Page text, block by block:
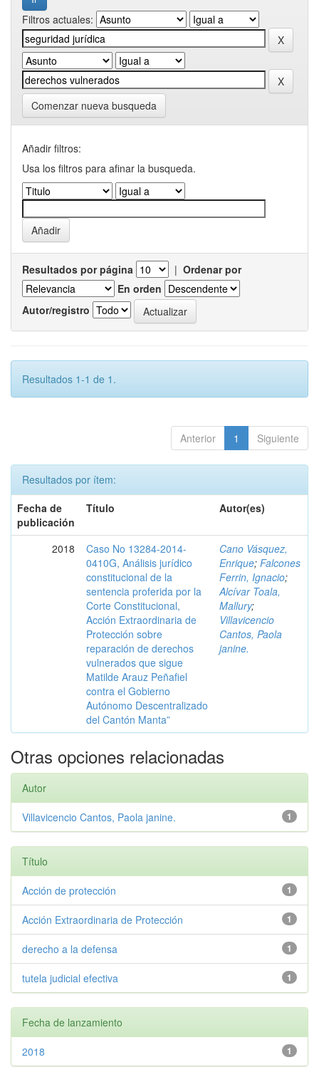
Filtros actuales:
Comenzar nueva busqueda
Añadir filtros:
Usa los filtros para afinar la busqueda.
Resultados por página | Ordenar por
En orden
Autor/registro
Resultados 1-1 de 1.
Anterior 1 Siguiente
Resultados por ítem:
Fecha de
publicación
Título Autor(es)
2018
Caso No 13284-2014-
0410G, Análisis jurídico
constitucional de la
sentencia proferida por la
Corte Constitucional,
Acción Extraordinaria de
Protección sobre
reparación de derechos
vulnerados que sigue
Matilde Arauz Peñafiel
contra el Gobierno
Autónomo Descentralizado
del Cantón Manta”
Cano Vásquez,
Enrique; Falcones
Ferrin, Ignacio;
Alcívar Toala,
Mallury;
Villavicencio
Cantos, Paola
janine.
Otras opciones relacionadas
Autor
1
Villavicencio Cantos, Paola janine.
Título
1
Acción de protección
1
Acción Extraordinaria de Protección
1
derecho a la defensa
1
tutela judicial efectiva
Fecha de lanzamiento
1
2018